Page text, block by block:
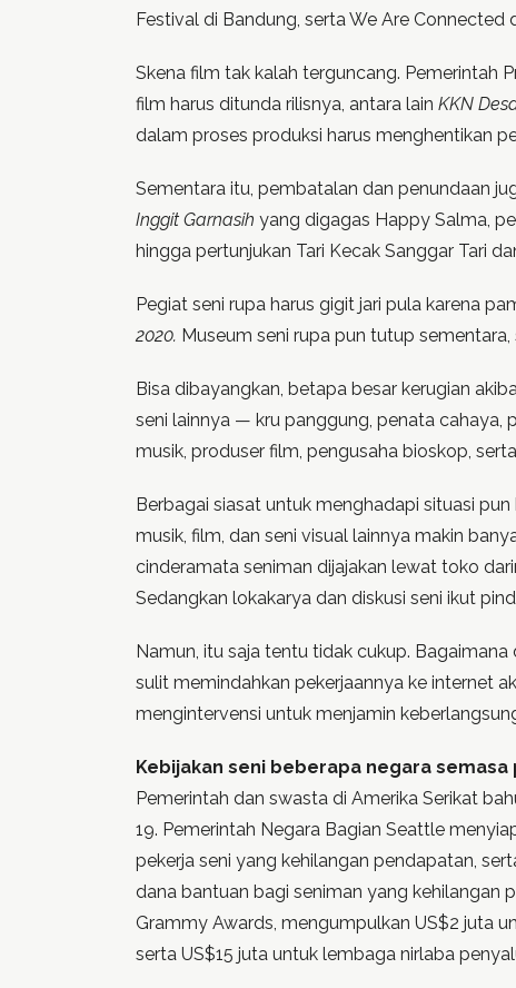
Festival di Bandung, serta We Are Connected
Skena film tak kalah terguncang. Pemerintah
film harus ditunda rilisnya, antara lain KKN
dalam proses produksi harus menghentikan
Sementara itu, pembatalan dan penundaan
Inggit Garnasih yang digagas Happy Salma,
hingga pertunjukan Tari Kecak Sanggar Tari
Pegiat seni rupa harus gigit jari pula karena
2020. Museum seni rupa pun tutup
Bisa dibayangkan, betapa besar kerugian
seni lainnya — kru panggung, penata cahaya,
musik, produser film, pengusaha bioskop,
Berbagai siasat untuk menghadapi situasi
musik, film, dan seni visual lainnya makin
cinderamata seniman dijajakan lewat toko
Sedangkan lokakarya dan diskusi seni ikut
Namun, itu saja tentu tidak cukup.
sulit memindahkan pekerjaannya ke internet
mengintervensi untuk menjamin
Kebijakan seni beberapa negara semasa
Pemerintah dan swasta di Amerika Serikat
19. Pemerintah Negara Bagian Seattle
pekerja seni yang kehilangan pendapatan,
dana bantuan bagi seniman yang kehilangan
Grammy Awards, mengumpulkan US$2 juta
serta US$15 juta untuk lembaga nirlaba